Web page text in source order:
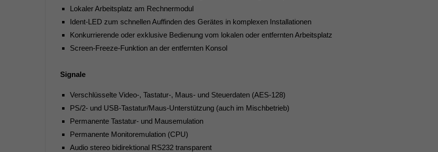
Lokaler Arbeitsplatz am Rechnermodul
Ident-LED zum schnellen Auffinden des Gerätes in komplexen Installationen
Konkurrierende oder exklusive Bedienung vom lokalen oder entfernten Arbeitsplatz
Screen-Freeze-Funktion an der entfernten Konsol
Signale
Verschlüsselte Video-, Tastatur-, Maus- und Steuerdaten (AES-128)
PS/2- und USB-Tastatur/Maus-Unterstützung (auch im Mischbetrieb)
Permanente Tastatur- und Mausemulation
Permanente Monitoremulation (CPU)
Audio stereo bidirektional RS232 transparent